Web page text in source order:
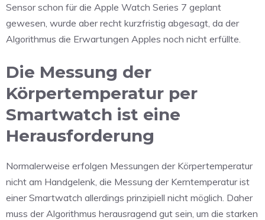
Sensor schon für die Apple Watch Series 7 geplant
gewesen, wurde aber recht kurzfristig abgesagt, da der
Algorithmus die Erwartungen Apples noch nicht erfüllte.
Die Messung der
Körpertemperatur per
Smartwatch ist eine
Herausforderung
Normalerweise erfolgen Messungen der Körpertemperatur
nicht am Handgelenk, die Messung der Kerntemperatur ist
einer Smartwatch allerdings prinzipiell nicht möglich. Daher
muss der Algorithmus herausragend gut sein, um die starken